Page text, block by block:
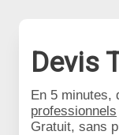
Devis
En 5 minutes,
professionnels
Gratuit, sans